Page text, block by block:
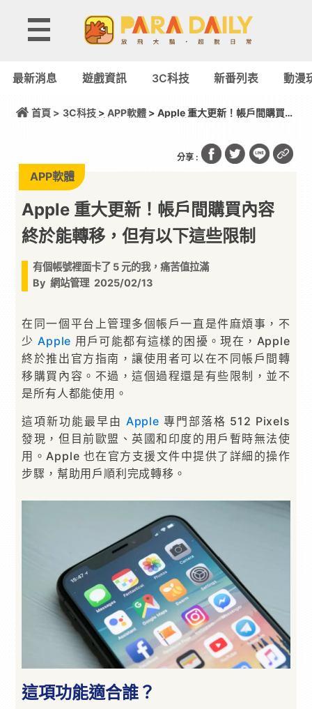
最新消息 遊戲資訊 3C科技 新番列表 動漫
首頁 > 3C科技> APP軟體> Apple 重大更新！帳戶間購買內
分享 :
APP軟體
Apple 重大更新！帳戶間購買內容
終於能轉移，但有以下這些限制
有個帳號裡面卡了 5 元的我，痛苦值拉滿
By 網站管理 2025/02/13
在同一個平台上管理多個帳戶一直是件麻煩事，不
少 Apple 用戶可能都有這樣的困擾。現在，Apple
終於推出官方指南，讓使用者可以在不同帳戶間轉
移購買內容。不過，這個過程還是有些限制，並不
是所有人都能使用。
這項新功能最早由 Apple 專門部落格 512 Pixels
發現，但目前歐盟、英國和印度的用戶暫時無法使
用。Apple 也在官方支援文件中提供了詳細的操作
步驟，幫助用戶順利完成轉移。
這項功能適合誰？